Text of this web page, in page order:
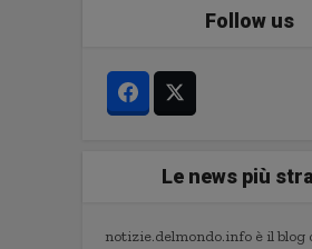
Follow us
Le news più
notizie.delmondo.info è il blog